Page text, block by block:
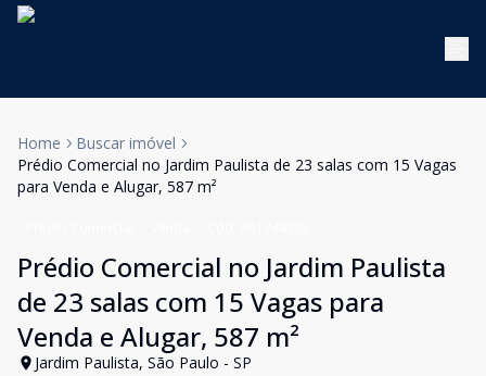
Home
Buscar imóvel
Prédio Comercial no Jardim Paulista de 23 salas com 15 Vagas
para Venda e Alugar, 587 m²
Prédio Comercial no Jardim Paulista
de 23 salas com 15 Vagas para
Venda e Alugar, 587 m²
Jardim Paulista, São Paulo - SP